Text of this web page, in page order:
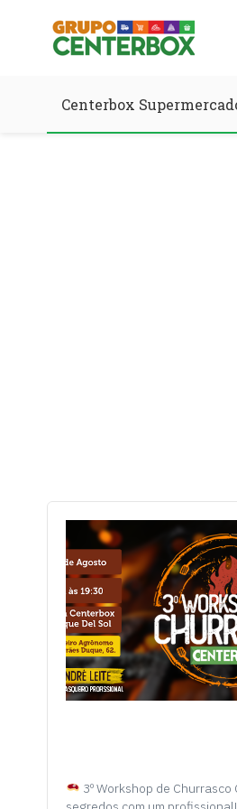
Centerbox
3º Workshop de